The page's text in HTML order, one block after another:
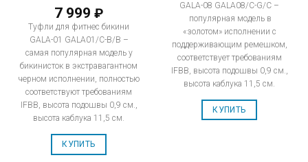
7 999 ₽
Туфли для фитнес бикини
GALA-01 GALA01/C-B/B –
самая популярная модель у
бикинисток в экстравагантном
черном исполнении, полностью
соответствуют требованиям
IFBB, высота подошвы 0,9 см.,
высота каблука 11,5 см.
КУПИТЬ
GALA-08 GALA08/C-G/C –
популярная модель в
«золотом» исполнении с
поддерживающим ремешком,
соответствует требованиям
IFBB, высота подошвы 0,9 см.,
высота каблука 11,5 см.
КУПИТЬ